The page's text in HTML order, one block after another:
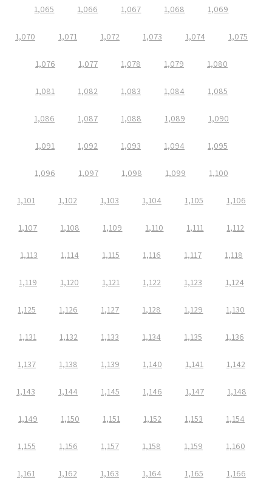
1,065 1,066 1,067 1,068 1,069
1,070 1,071 1,072 1,073 1,074 1,075
1,076 1,077 1,078 1,079 1,080
1,081 1,082 1,083 1,084 1,085
1,086 1,087 1,088 1,089 1,090
1,091 1,092 1,093 1,094 1,095
1,096 1,097 1,098 1,099 1,100
1,101 1,102 1,103 1,104 1,105 1,106
1,107 1,108 1,109 1,110 1,111 1,112
1,113 1,114 1,115 1,116 1,117 1,118
1,119 1,120 1,121 1,122 1,123 1,124
1,125 1,126 1,127 1,128 1,129 1,130
1,131 1,132 1,133 1,134 1,135 1,136
1,137 1,138 1,139 1,140 1,141 1,142
1,143 1,144 1,145 1,146 1,147 1,148
1,149 1,150 1,151 1,152 1,153 1,154
1,155 1,156 1,157 1,158 1,159 1,160
1,161 1,162 1,163 1,164 1,165 1,166